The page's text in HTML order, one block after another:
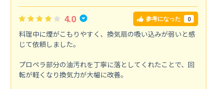
4.0 参考になった 0
料理中に煙がこもりやすく、換気扇の吸い込みが弱いと感
じて依頼しました。
プロペラ部分の油汚れを丁寧に落としてくれたことで、回
転が軽くなり換気力が大幅に改善。